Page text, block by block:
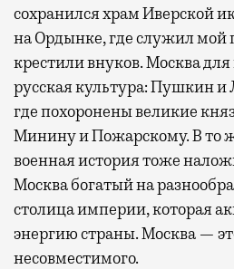
сохранился храм Иверской
на Ордынке, где служил мой
крестили внуков. Москва
русская культура: Пушкин
где похоронены великие
Минину и Пожарскому. В то
военная история тоже
Москва богатый на
столица империи, которая
энергию страны. Москва —
несовместимого.